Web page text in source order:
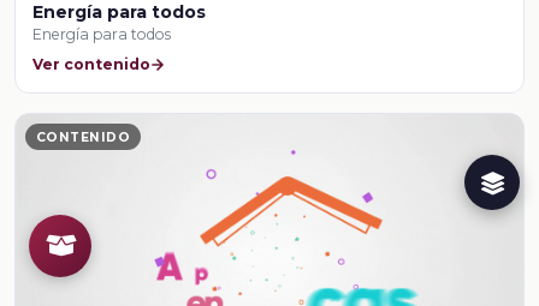
Energía para todos
Energía para todos
Ver contenido
CONTENIDO